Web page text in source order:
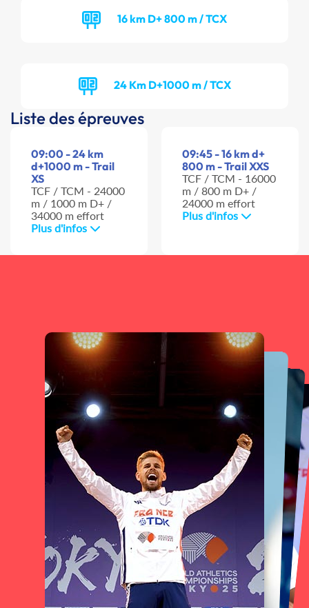
16 km D+ 800 m / TCX
24 Km D+1000 m / TCX
Liste des épreuves
09:00 - 24 km
d+1000 m - Trail
XS
TCF / TCM - 24000
m / 1000 m D+ /
34000 m effort
Plus d'infos
09:45 - 16 km d+
800 m - Trail XXS
TCF / TCM - 16000
m / 800 m D+ /
24000 m effort
Plus d'infos